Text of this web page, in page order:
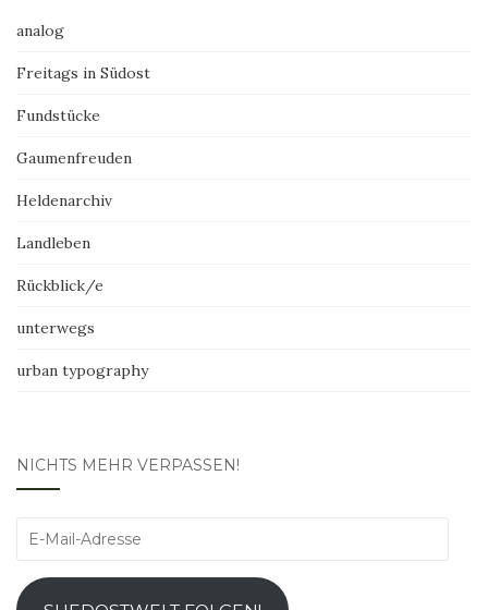
analog
Freitags in Südost
Fundstücke
Gaumenfreuden
Heldenarchiv
Landleben
Rückblick/e
unterwegs
urban typography
NICHTS MEHR VERPASSEN!
E-
Adresse